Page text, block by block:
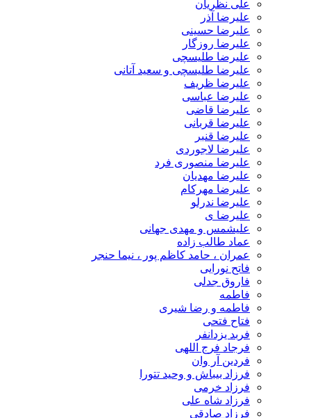
علی نظریان
علیرضا آذر
علیرضا حسینی
علیرضا روزگار
علیرضا طلیسچی
علیرضا طلیسچی و سعید آتانی
علیرضا ظریف
علیرضا عباسی
علیرضا قاضی
علیرضا قربانی
علیرضا قنبر
علیرضا لاجوردی
علیرضا منصوری فرد
علیرضا مهدیان
علیرضا مهرکام
علیرضا ندرلو
علیرضا ی
علیشمس و مهدی جهانی
عماد طالب زاده
عمران ، حامد کاظم پور ، نیما حنجر
فاتح نورایی
فاروق جدلی
فاطمه
فاطمه و رضا شیری
فتاح فتحی
فربد یزدانفر
فرجاد فرج اللهی
فردین آر وان
فرزاد بیباش و وحید تتورا
فرزاد خرمی
فرزاد شاه علی
فرزاد صادقی